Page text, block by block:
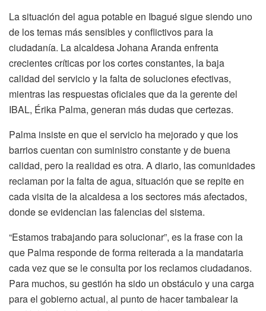
La situación del agua potable en Ibagué sigue siendo uno
de los temas más sensibles y conflictivos para la
ciudadanía. La alcaldesa Johana Aranda enfrenta
crecientes críticas por los cortes constantes, la baja
calidad del servicio y la falta de soluciones efectivas,
mientras las respuestas oficiales que da la gerente del
IBAL, Érika Palma, generan más dudas que certezas.
Palma insiste en que el servicio ha mejorado y que los
barrios cuentan con suministro constante y de buena
calidad, pero la realidad es otra. A diario, las comunidades
reclaman por la falta de agua, situación que se repite en
cada visita de la alcaldesa a los sectores más afectados,
donde se evidencian las falencias del sistema.
“Estamos trabajando para solucionar”, es la frase con la
que Palma responde de forma reiterada a la mandataria
cada vez que se le consulta por los reclamos ciudadanos.
Para muchos, su gestión ha sido un obstáculo y una carga
para el gobierno actual, al punto de hacer tambalear la